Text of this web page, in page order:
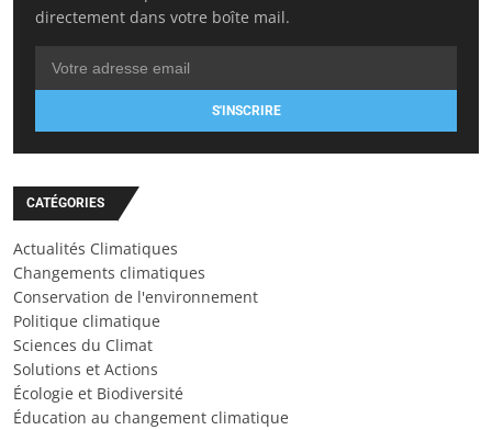
directement dans votre boîte mail.
S'INSCRIRE
CATÉGORIES
Actualités Climatiques
Changements climatiques
Conservation de l'environnement
Politique climatique
Sciences du Climat
Solutions et Actions
Écologie et Biodiversité
Éducation au changement climatique